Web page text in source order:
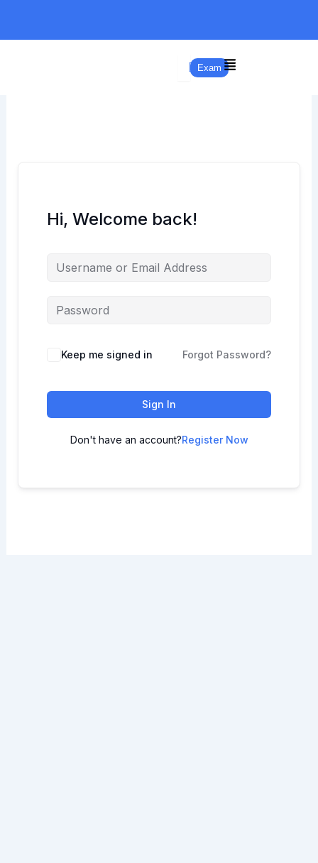
content
Exam
Hi, Welcome back!
Keep me signed in Forgot Password?
Sign In
Don't have an account?Register Now